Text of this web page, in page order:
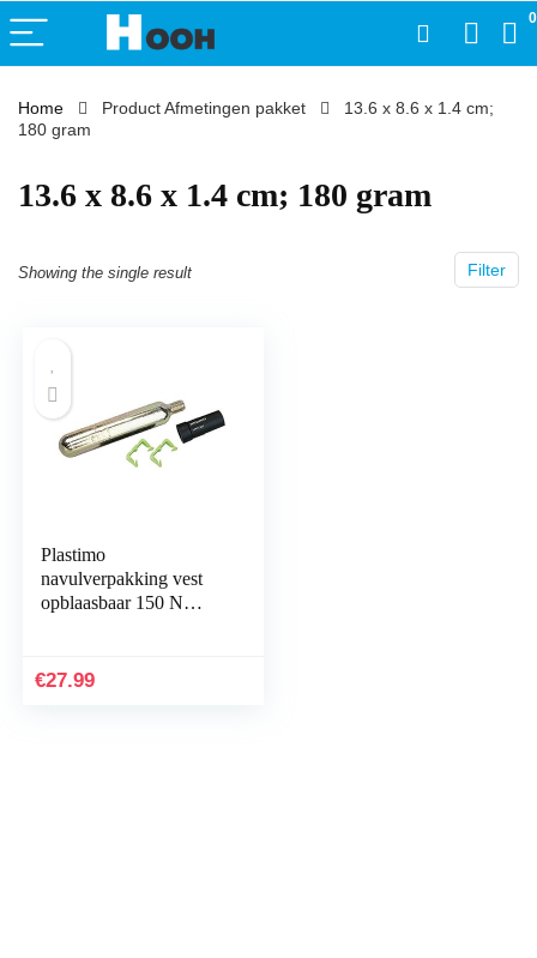
0
Home Product Afmetingen pakket
‎13.6 x 8.6 x 1.4 cm;
180 gram
‎13.6 x 8.6 x 1.4 cm; 180 gram
Filter
Showing the single result
Plastimo
navulverpakking vest
opblaasbaar 150 N
€27.99